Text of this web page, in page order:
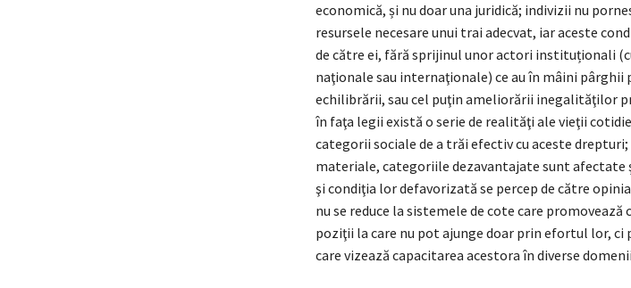
economică, și nu doar una juridică; indivizii nu
resursele necesare unui trai adecvat, iar aceste
de către ei, fără sprijinul unor actori instituționali
naţionale sau internaţionale) ce au în mâini
echilibrării, sau cel puţin ameliorării inegalităţilor
în faţa legii există o serie de realităţi ale vieţii
categorii sociale de a trăi efectiv cu aceste
materiale, categoriile dezavantajate sunt afectate
şi condiţia lor defavorizată se percep de către
nu se reduce la sistemele de cote care
poziţii la care nu pot ajunge doar prin efortul lor, ci
care vizează capacitarea acestora în diverse